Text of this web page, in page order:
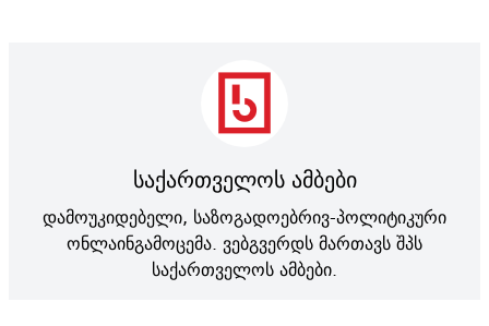
საქართველოს ამბები
დამოუკიდებელი, საზოგადოებრივ-პოლიტიკური
ონლაინგამოცემა. ვებგვერდს მართავს შპს
საქართველოს ამბები.